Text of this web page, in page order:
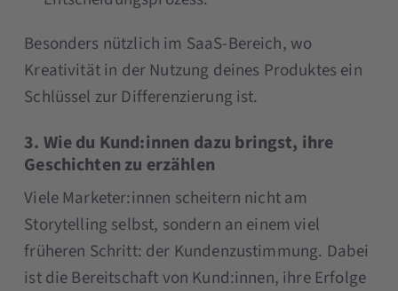
Besonders nützlich im SaaS-Bereich, wo
Kreativität in der Nutzung deines Produktes ein
Schlüssel zur Differenzierung ist.
3. Wie du Kund:innen dazu bringst, ihre
Geschichten zu erzählen
Viele Marketer:innen scheitern nicht am
Storytelling selbst, sondern an einem viel
früheren Schritt: der Kundenzustimmung. Dabei
ist die Bereitschaft von Kund:innen, ihre Erfolge